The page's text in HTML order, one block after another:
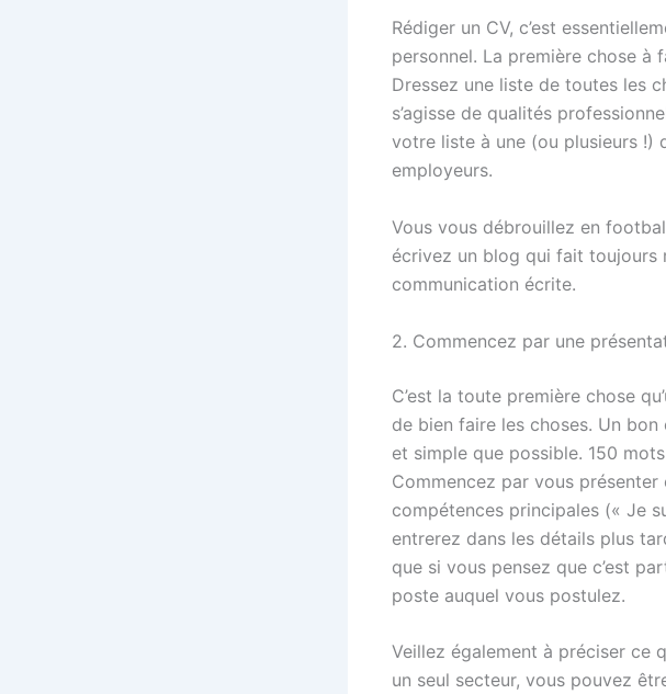
Rédiger un CV, c’est
personnel. La première chose à
Dressez une liste de toutes les
s’agisse de qualités
votre liste à une (ou plusieurs !)
employeurs.
Vous vous débrouillez en
écrivez un blog qui fait toujours
communication écrite.
2. Commencez par une
C’est la toute première chose
de bien faire les choses. Un
et simple que possible. 150
Commencez par vous
compétences principales (« Je
entrerez dans les détails plus
que si vous pensez que c’est
poste auquel vous postulez.
Veillez également à préciser ce
un seul secteur, vous pouvez